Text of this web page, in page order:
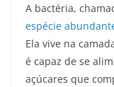
A bactéria,
espécie
Ela vive na
é capaz de se
açúcares que